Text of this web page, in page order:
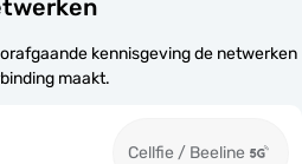
kennisgeving de netwerken
maakt.
Cellfie / Beeline